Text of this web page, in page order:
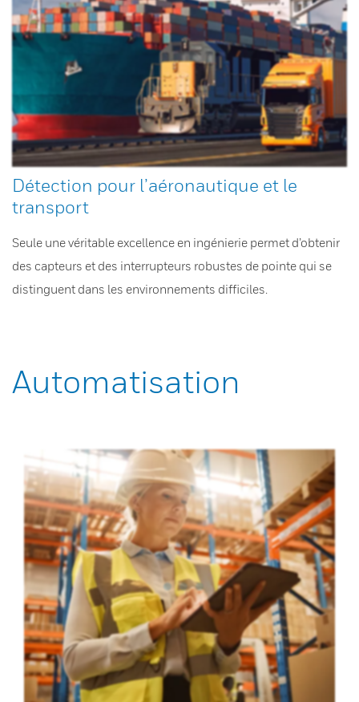
Détection pour l’aéronautique et le
transport
Seule une véritable excellence en ingénierie permet d’obtenir
des capteurs et des interrupteurs robustes de pointe qui se
distinguent dans les environnements difficiles.
Automatisation